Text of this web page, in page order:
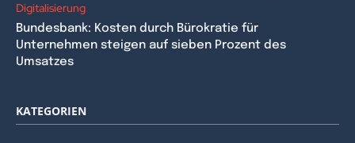
Digitalisierung
Bundesbank: Kosten durch Bürokratie für
Unternehmen steigen auf sieben Prozent des
Umsatzes
KATEGORIEN